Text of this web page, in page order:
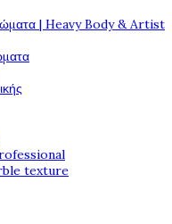
| Heavy Body & Artist
texture